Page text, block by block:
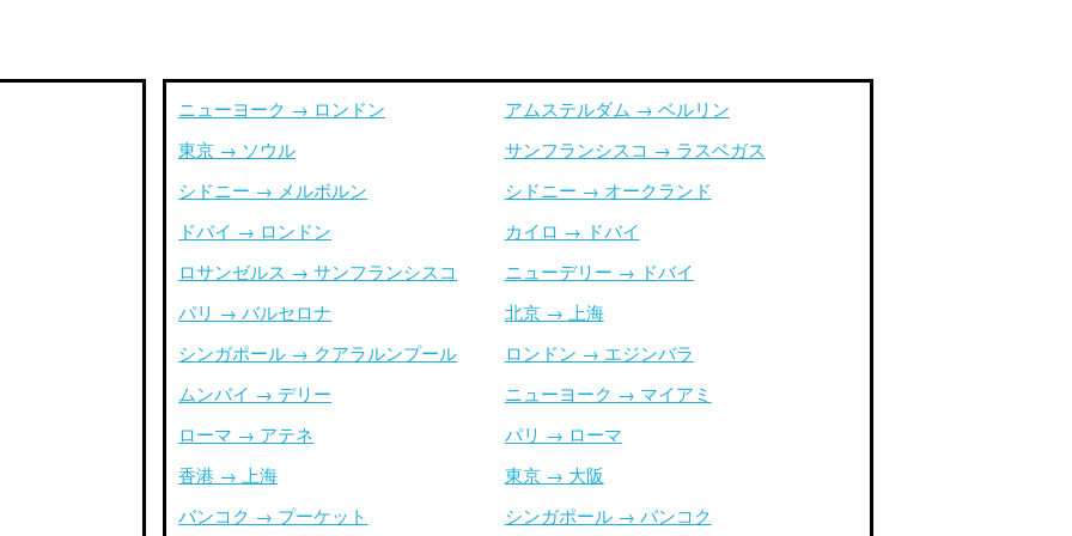
ニューヨーク → ロンドン
東京 → ソウル
シドニー → メルボルン
ドバイ → ロンドン
ロサンゼルス → サンフランシスコ
パリ → バルセロナ
シンガポール → クアラルンプール
ムンバイ → デリー
ローマ → アテネ
香港 → 上海
バンコク → プーケット
アムステルダム → ベルリン
サンフランシスコ → ラスベガス
シドニー → オークランド
カイロ → ドバイ
ニューデリー → ドバイ
北京 → 上海
ロンドン → エジンバラ
ニューヨーク → マイアミ
パリ → ローマ
東京 → 大阪
シンガポール → バンコク